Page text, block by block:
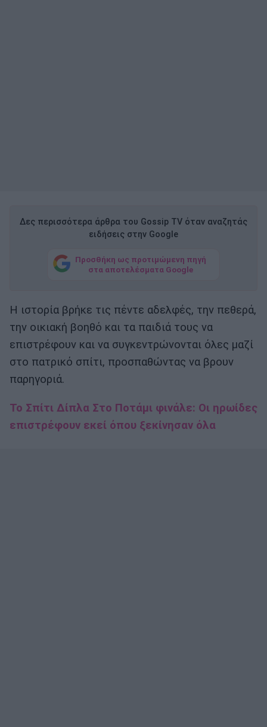
Δες περισσότερα άρθρα του Gossip TV όταν αναζητάς
ειδήσεις στην Google
Προσθήκη ως προτιμώμενη πηγή
στα αποτελέσματα Google
Η ιστορία βρήκε τις πέντε αδελφές, την πεθερά,
την οικιακή βοηθό και τα παιδιά τους να
επιστρέφουν και να συγκεντρώνονται όλες μαζί
στο πατρικό σπίτι, προσπαθώντας να βρουν
παρηγοριά.
Το Σπίτι Δίπλα Στο Ποτάμι φινάλε: Οι ηρωίδες
επιστρέφουν εκεί όπου ξεκίνησαν όλα